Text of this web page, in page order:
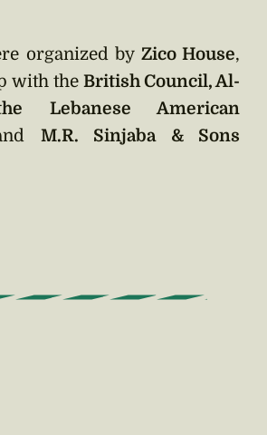
organized by Zico House,
with the British Council, Al-
Lebanese American
M.R. Sinjaba & Sons